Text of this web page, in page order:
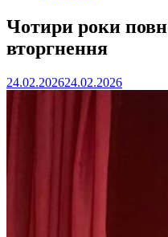
Чотири роки
вторгнення
24.02.202624.02.2026